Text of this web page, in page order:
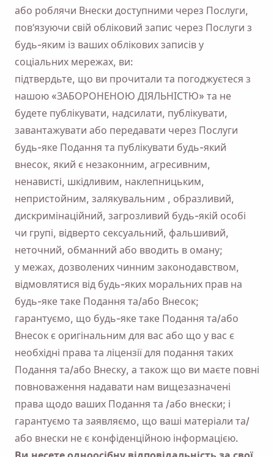
або роблячи Внески доступними через Послуги,
пов’язуючи свій обліковий запис через Послуги з
будь-яким із ваших облікових записів у
соціальних мережах, ви:
підтвердьте, що ви прочитали та погоджуєтеся з
нашою «ЗАБОРОНЕНОЮ ДІЯЛЬНІСТЮ» та не
будете публікувати, надсилати, публікувати,
завантажувати або передавати через Послуги
будь-яке Подання та публікувати будь-який
внесок, який є незаконним, агресивним,
ненависті, шкідливим, наклепницьким,
непристойним, залякувальним , образливий,
дискримінаційний, загрозливий будь-якій особі
чи групі, відверто сексуальний, фальшивий,
неточний, обманний або вводить в оману;
у межах, дозволених чинним законодавством,
відмовлятися від будь-яких моральних прав на
будь-яке таке Подання та/або Внесок;
гарантуємо, що будь-яке таке Подання та/або
Внесок є оригінальним для вас або що у вас є
необхідні права та ліцензії для подання таких
Подання та/або Внеску, а також що ви маєте повні
повноваження надавати нам вищезазначені
права щодо ваших Подання та /або внески; і
гарантуємо та заявляємо, що ваші матеріали та/
або внески не є конфіденційною інформацією.
Нагадай мені 🔔
Надішліть собі нагадування завантажити
Viddly, коли повернетеся до MacOS або ПК з
Name